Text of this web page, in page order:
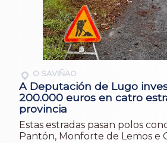
O SAVIÑAO
A Deputación de Lugo
200.000 euros en catro
provincia
Estas estradas pasan polos
Pantón, Monforte de Lemos e